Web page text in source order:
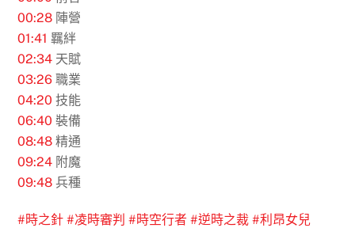
00:28 陣營
01:41 羈絆
02:34 天賦
03:26 職業
04:20 技能
06:40 裝備
08:48 精通
09:24 附魔
09:48 兵種
#時之針 #凌時審判 #時空行者 #逆時之裁 #利昂女兒